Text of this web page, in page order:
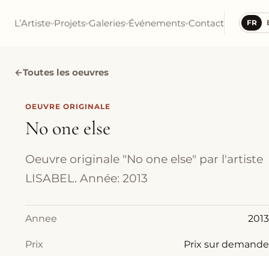
L’Artiste Projets Galeries Événements Contact FR
←Toutes les oeuvres
OEUVRE ORIGINALE
No one else
Oeuvre originale "No one else" par l'artiste
LISABEL. Année: 2013
Annee 2013
Prix Prix sur demande